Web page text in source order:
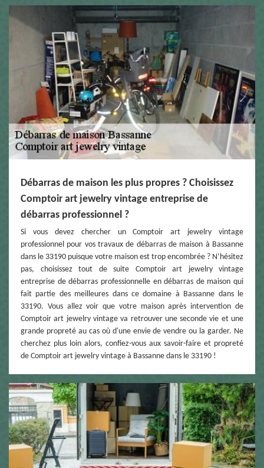
Débarras de maison les plus propres ? Choisissez
Comptoir art jewelry vintage entreprise de
débarras professionnel ?
Si vous devez chercher un Comptoir art jewelry vintage
professionnel pour vos travaux de débarras de maison à Bassanne
dans le 33190 puisque votre maison est trop encombrée ? N’hésitez
pas, choisissez tout de suite Comptoir art jewelry vintage
entreprise de débarras professionnelle en débarras de maison qui
fait partie des meilleures dans ce domaine à Bassanne dans le
33190. Vous allez voir que votre maison après intervention de
Comptoir art jewelry vintage va retrouver une seconde vie et une
grande propreté au cas où d'une envie de vendre ou la garder. Ne
cherchez plus loin alors, confiez-vous aux savoir-faire et propreté
de Comptoir art jewelry vintage à Bassanne dans le 33190 !